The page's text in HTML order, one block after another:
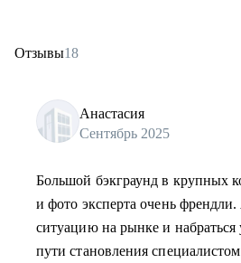
Отзывы18
Анастасия
Сентябрь 2025
Большой бэкграунд в крупных
и фото эксперта очень френдли.
ситуацию на рынке и набраться
пути становления